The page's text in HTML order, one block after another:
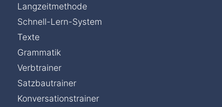
Langzeitmethode
Schnell-Lern-System
Texte
Grammatik
Verbtrainer
Satzbautrainer
Konversationstrainer